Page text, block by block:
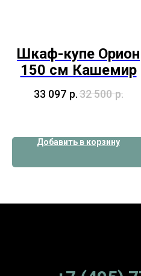
Шкаф-купе Орион
150 см Кашемир
33 097 р.32 500 р.
Добавить в корзину